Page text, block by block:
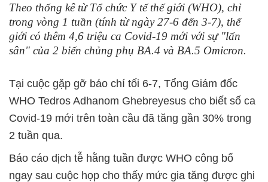
Theo thống kê từ Tổ chức Y tế thế giới (WHO), chỉ
trong vòng 1 tuần (tính từ ngày 27-6 đến 3-7), thế
giới có thêm 4,6 triệu ca Covid-19 mới với sự "lấn
sân" của 2 biến chủng phụ BA.4 và BA.5 Omicron.
Tại cuộc gặp gỡ báo chí tối 6-7, Tổng Giám đốc
WHO Tedros Adhanom Ghebreyesus cho biết số ca
Covid-19 mới trên toàn cầu đã tăng gần 30% trong
2 tuần qua.
Báo cáo dịch tễ hằng tuần được WHO công bố
ngay sau cuộc họp cho thấy mức gia tăng được ghi